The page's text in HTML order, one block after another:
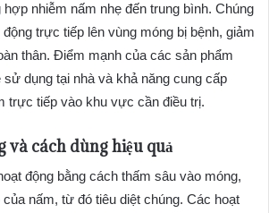
nhiễm nấm nhẹ đến trung bình. Chúng
trực tiếp lên vùng móng bị bệnh, giảm
thân. Điểm mạnh của các sản phẩm
dụng tại nhà và khả năng cung cấp
trực tiếp vào khu vực cần điều trị.
và cách dùng hiệu quả
động bằng cách thấm sâu vào móng,
nấm, từ đó tiêu diệt chúng. Các hoạt